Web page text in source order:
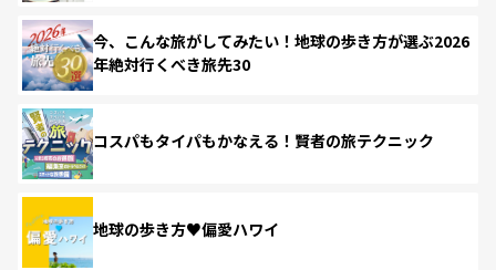
今、こんな旅がしてみたい！地球の歩き方が選ぶ2026
年絶対行くべき旅先30
コスパもタイパもかなえる！賢者の旅テクニック
地球の歩き方♥偏愛ハワイ